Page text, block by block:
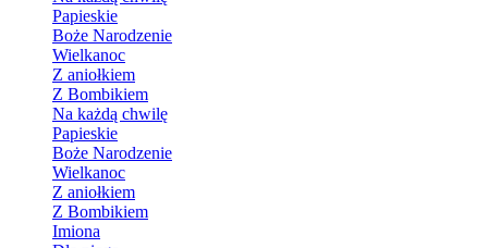
Papieskie
Boże Narodzenie
Wielkanoc
Z aniołkiem
Z Bombikiem
Na każdą chwilę
Papieskie
Boże Narodzenie
Wielkanoc
Z aniołkiem
Z Bombikiem
Imiona